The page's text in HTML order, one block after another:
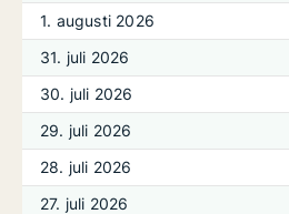
1. augusti 2026
31. juli 2026
30. juli 2026
29. juli 2026
28. juli 2026
27. juli 2026